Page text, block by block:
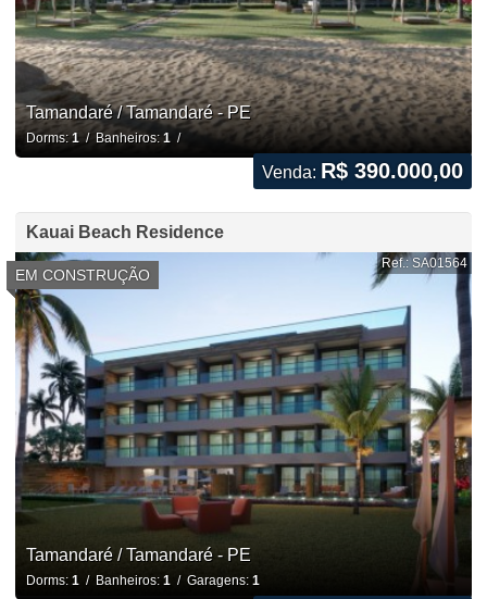
Tamandaré / Tamandaré - PE
Dorms:1/ Banheiros: 1/
Venda: R$ 390.000,00
Kauai Beach Residence
EM CONSTRUÇÃO
Ref.: SA01564
Tamandaré / Tamandaré - PE
Dorms: 1 / Banheiros: 1 / Garagens: 1